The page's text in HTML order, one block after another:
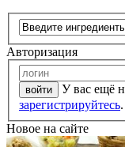
Авторизация
У вас ещё
зарегистрируйтесь.
Новое на сайте